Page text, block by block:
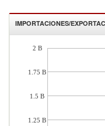
IMPORTACIONES/
2 B
1.75 B
1.5 B
1.25 B